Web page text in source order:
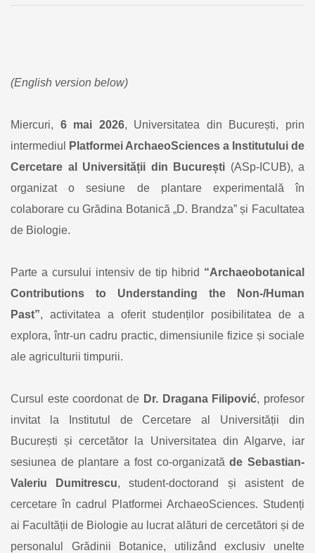
agricultura
(English version below)
Miercuri, 6 mai 2026, Universitatea din București, prin
intermediul
Platformei ArchaeoSciences a Institutului de
Cercetare al Universității din București (ASp-ICUB), a
organizat o sesiune de plantare experimentală în
colaborare cu Grădina Botanică „D. Brandza” și Facultatea
de Biologie.
Parte a cursului intensiv de tip hibrid “Archaeobotanical
Contributions to Understanding the Non‑/Human
Past”, activitatea a oferit studenților posibilitatea de a
explora, într‑un cadru practic, dimensiunile fizice și sociale
ale agriculturii timpurii.
Cursul este coordonat de Dr. Dragana Filipović, profesor
invitat la Institutul de Cercetare al Universității din
București și cercetător la Universitatea din Algarve, iar
sesiunea de plantare a fost co-organizatăde Sebastian-
Valeriu Dumitrescu, student-doctorand și asistent de
cercetare în cadrul Platformei ArchaeoSciences. Studenți
ai Facultății de Biologie au lucrat alături de cercetători și de
personalul Grădinii Botanice, utilizând exclusiv unelte